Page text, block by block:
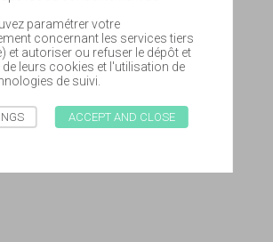
paramétrer votre
concernant les services tiers
et autoriser ou refuser le dépôt et
de leurs cookies et l'utilisation de
de suivi.
ACCEPT AND CLOSE